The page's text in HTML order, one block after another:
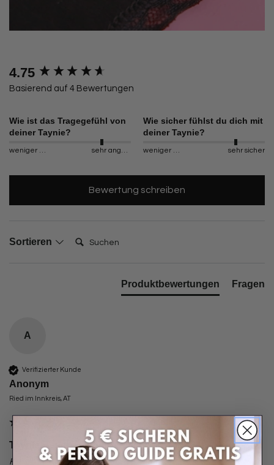
4.75
Basierend auf 4 Bewertungen
Wie ist das Tragegefühl von
deiner Taynie?
weniger angenehm sehr angenehm
Wie sicher fühlst du dich mit
deiner Taynie?
weniger sicher sehr sicher
Bewertung schreiben
Sortieren Suchen:
Produktbewertungen Fragen
A
Verifizierter Kunde
Anonym
Ried im Innkreis, AT
Taynie Beach Bikinihose Schwarz / XS(34)
Kunde hat keine Kommentare hinterlassen.
New content loaded